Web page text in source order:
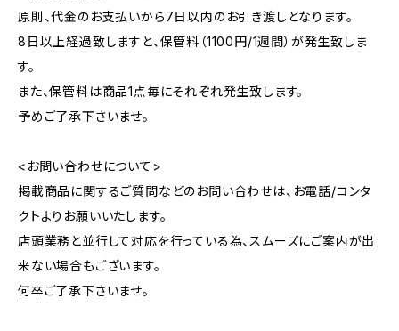
原則、代金のお支払いから7日以内のお引き渡しとなります。
8日以上経過致しますと、保管料（1100円/1週間）が発生致しま
す。
また、保管料は商品1点毎にそれぞれ発生致します。
予めご了承下さいませ。
<お問い合わせについて>
掲載商品に関するご質問などのお問い合わせは、お電話/コンタ
クトよりお願いいたします。
店頭業務と並行して対応を行っている為、スムーズにご案内が出
来ない場合もございます。
何卒ご了承下さいませ。